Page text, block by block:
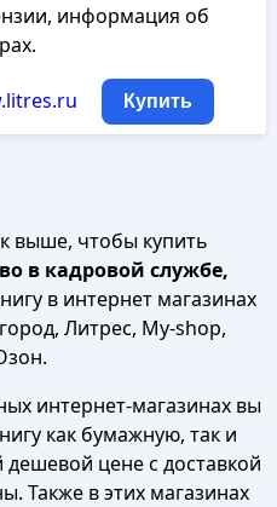
информация об
Купить
выше, чтобы купить
в кадровой службе,
в интернет магазинах
Литрес, My-shop,
интернет-магазинах вы
как бумажную, так и
цене с доставкой
Также в этих магазинах